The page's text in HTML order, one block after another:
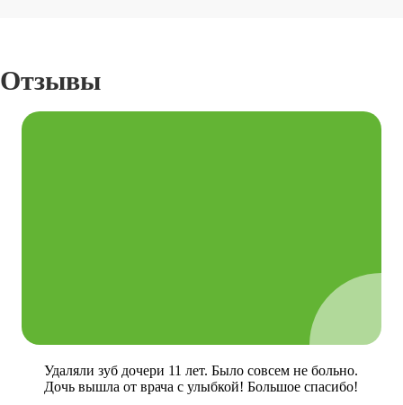
Отзывы
Удаляли зуб дочери 11 лет. Было совсем не больно.
Дочь вышла от врача с улыбкой! Большое спасибо!